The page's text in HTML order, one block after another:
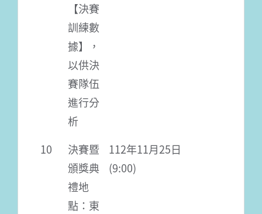
【決賽
訓練數
據】，
以供決
賽隊伍
進行分
析
10
決賽暨
頒獎典
禮地
點：東
112年11月25日
(9:00)